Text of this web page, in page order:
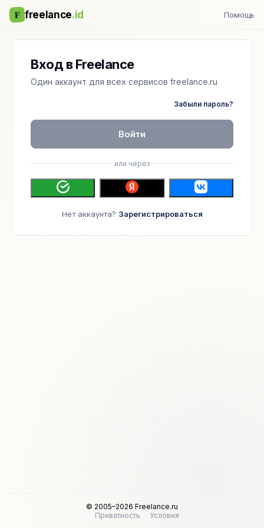
F freelance.id Помощь
Вход в Freelance
Один аккаунт для всех сервисов freelance.ru
Забыли пароль?
Войти
или через
Нет аккаунта? Зарегистрироваться
© 2005–2026 Freelance.ru
Приватность
Условия